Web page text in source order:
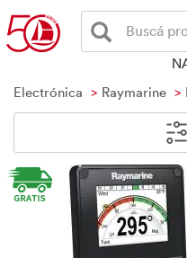
Buscá
Electrónica
Raymarine